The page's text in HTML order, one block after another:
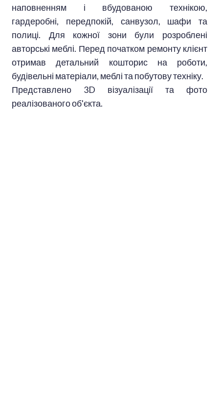
наповненням і вбудованою технікою,
гардеробні, передпокій, санвузол, шафи та
полиці. Для кожної зони були розроблені
авторські меблі. Перед початком ремонту клієнт
отримав детальний кошторис на роботи,
будівельні матеріали, меблі та побутову техніку.
Представлено 3D візуалізації та фото
реалізованого об'єкта.